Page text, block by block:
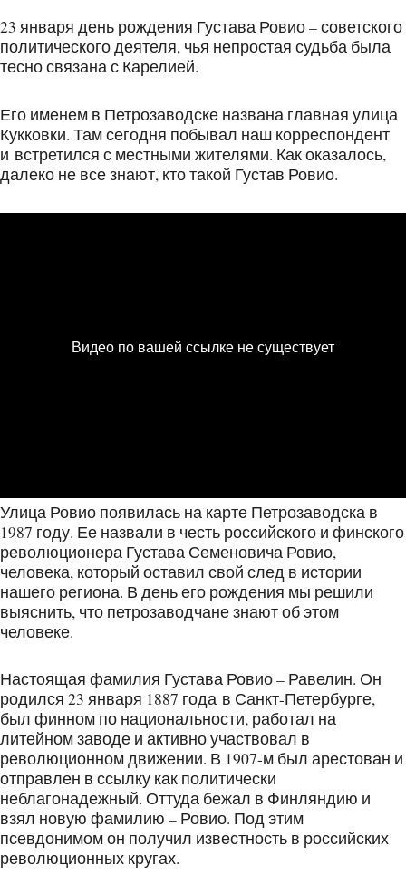
23 января день рождения Густава Ровио – советского
политического деятеля, чья непростая судьба была
тесно связана с Карелией.
Его именем в Петрозаводске названа главная улица
Кукковки. Там сегодня побывал наш корреспондент
и встретился с местными жителями. Как оказалось,
далеко не все знают, кто такой Густав Ровио.
Улица Ровио появилась на карте Петрозаводска в
1987 году. Ее назвали в честь российского и финского
революционера Густава Семеновича Ровио,
человека, который оставил свой след в истории
нашего региона. В день его рождения мы решили
выяснить, что петрозаводчане знают об этом
человеке.
Настоящая фамилия Густава Ровио – Равелин. Он
родился 23 января 1887 года в Санкт-Петербурге,
был финном по национальности, работал на
литейном заводе и активно участвовал в
революционном движении. В 1907-м был арестован и
отправлен в ссылку как политически
неблагонадежный. Оттуда бежал в Финляндию и
взял новую фамилию – Ровио. Под этим
псевдонимом он получил известность в российских
революционных кругах.